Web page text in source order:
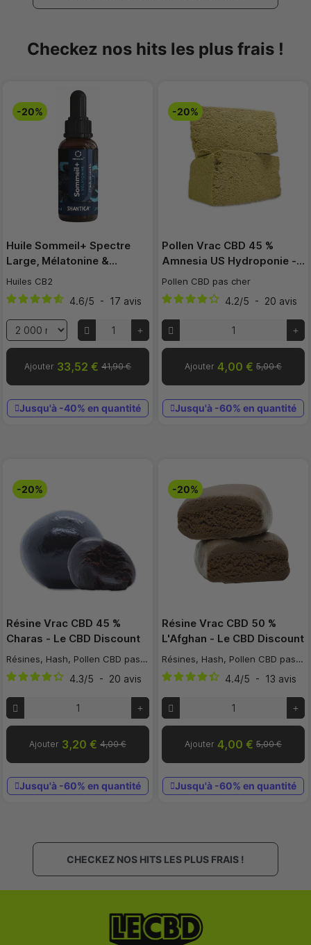
Checkez nos hits les plus frais !
-20%
Huile Sommeil+ Spectre
Large, Mélatonine &…
Huiles CB2
4.6/5 - 17 avis
Ajouter 33,52 € 41,90 €
Jusqu'à -40% en quantité
-20%
Pollen Vrac CBD 45 %
Amnesia US Hydroponie -…
Pollen CBD pas cher
4.2/5 - 20 avis
Ajouter 4,00 € 5,00 €
Jusqu'à -60% en quantité
-20%
Résine Vrac CBD 45 %
Charas - Le CBD Discount
Résines, Hash, Pollen CBD pas cher
4.3/5 - 20 avis
Ajouter 3,20 € 4,00 €
Jusqu'à -60% en quantité
-20%
Résine Vrac CBD 50 %
L'Afghan - Le CBD Discount
Résines, Hash, Pollen CBD pas cher
4.4/5 - 13 avis
Ajouter 4,00 € 5,00 €
Jusqu'à -60% en quantité
CHECKEZ NOS HITS LES PLUS FRAIS !